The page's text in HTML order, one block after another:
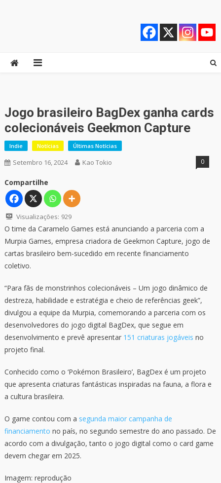
Quebrando o Controle
Jogo brasileiro BagDex ganha cards
colecionáveis Geekmon Capture
Indie Notícias Últimas Notícias
Setembro 16, 2024 Kao Tokio 0
Compartilhe
Visualizações: 929
O time da Caramelo Games está anunciando a parceria com a
Murpia Games, empresa criadora de Geekmon Capture, jogo de
cartas brasileiro bem-sucedido em recente financiamento
coletivo.
“Para fãs de monstrinhos colecionáveis – Um jogo dinâmico de
destreza, habilidade e estratégia e cheio de referências geek”,
divulgou a equipe da Murpia, comemorando a parceria com os
desenvolvedores do jogo digital BagDex, que segue em
desenvolvimento e prevê apresentar 151 criaturas jogáveis no
projeto final.
Conhecido como o ‘Pokémon Brasileiro’, BagDex é um projeto
que apresenta criaturas fantásticas inspiradas na fauna, a flora e
a cultura brasileira.
O game contou com a segunda maior campanha de
financiamento no país, no segundo semestre do ano passado. De
acordo com a divulgação, tanto o jogo digital como o card game
devem chegar em 2025.
Imagem: reprodução